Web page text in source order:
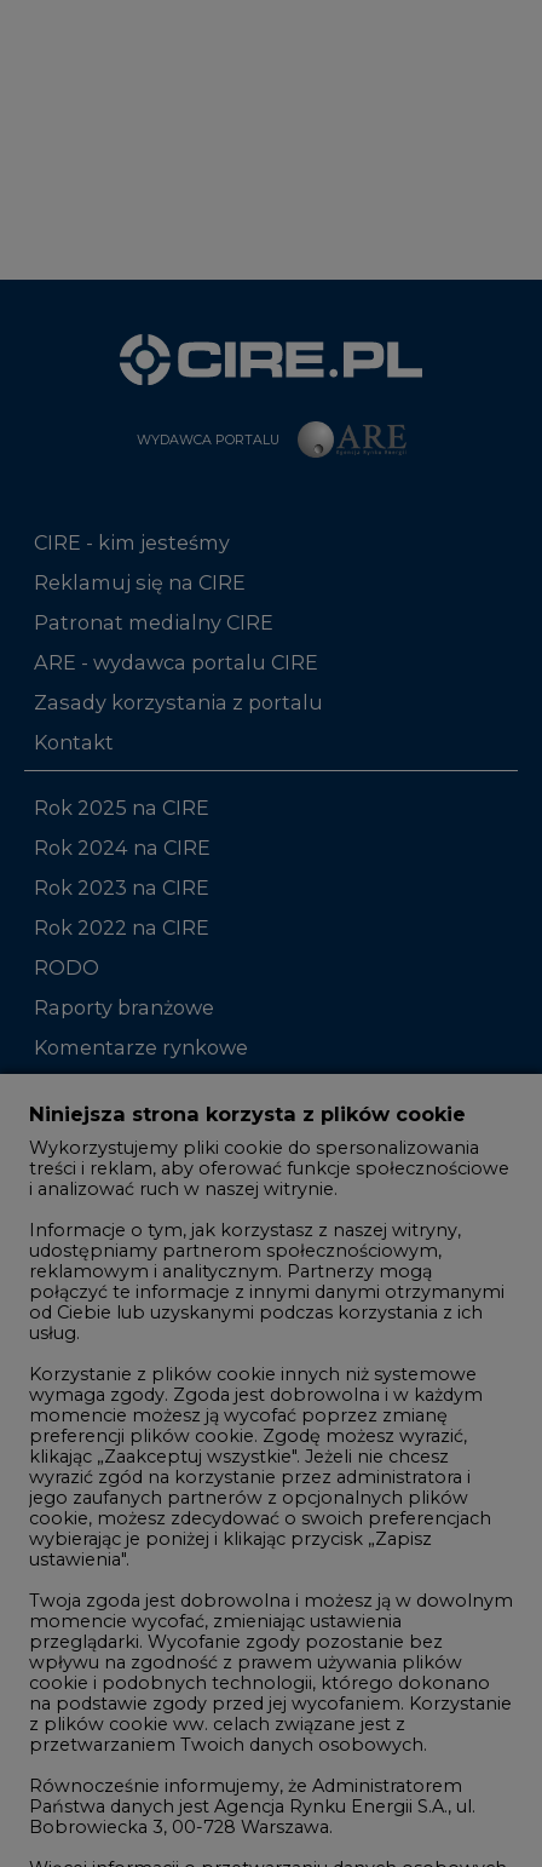
WYDAWCA PORTALU
CIRE - kim jesteśmy
Reklamuj się na CIRE
Patronat medialny CIRE
ARE - wydawca portalu CIRE
Zasady korzystania z portalu
Kontakt
Rok 2025 na CIRE
Rok 2024 na CIRE
Rok 2023 na CIRE
Rok 2022 na CIRE
RODO
Raporty branżowe
Komentarze rynkowe
Zmiany kadrowe na rynku
Studio CIRE
Rozmowy o energetyce
Gospodarka
Geopolityka
LTE450
Innowacje i AI
Telekomunikacja i IT
Handel emisjami CO2
Wodór
Górnictwo
Atom
Fotowoltaika
Offshore wind
Zielone samorządy
Zielona gospodarka
Niniejsza strona korzysta z plików cookie
Wykorzystujemy pliki cookie do spersonalizowania
treści i reklam, aby oferować funkcje społecznościowe
i analizować ruch w naszej witrynie.
Informacje o tym, jak korzystasz z naszej witryny,
udostępniamy partnerom społecznościowym,
reklamowym i analitycznym. Partnerzy mogą
połączyć te informacje z innymi danymi otrzymanymi
od Ciebie lub uzyskanymi podczas korzystania z ich
usług.
Korzystanie z plików cookie innych niż systemowe
wymaga zgody. Zgoda jest dobrowolna i w każdym
momencie możesz ją wycofać poprzez zmianę
preferencji plików cookie. Zgodę możesz wyrazić,
klikając „Zaakceptuj wszystkie". Jeżeli nie chcesz
wyrazić zgód na korzystanie przez administratora i
jego zaufanych partnerów z opcjonalnych plików
cookie, możesz zdecydować o swoich preferencjach
wybierając je poniżej i klikając przycisk „Zapisz
ustawienia".
Twoja zgoda jest dobrowolna i możesz ją w dowolnym
momencie wycofać, zmieniając ustawienia
przeglądarki. Wycofanie zgody pozostanie bez
wpływu na zgodność z prawem używania plików
cookie i podobnych technologii, którego dokonano
na podstawie zgody przed jej wycofaniem. Korzystanie
z plików cookie ww. celach związane jest z
przetwarzaniem Twoich danych osobowych.
Równocześnie informujemy, że Administratorem
Państwa danych jest Agencja Rynku Energii S.A., ul.
Bobrowiecka 3, 00-728 Warszawa.